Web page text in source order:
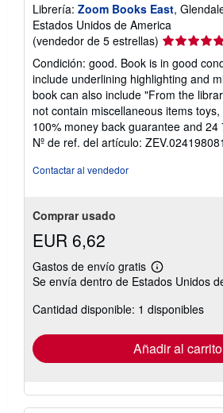
Librería: Zoom Books East,
Estados Unidos de America
(vendedor de 5 estrellas) Calificación
del
vendedor:
5
de
5
estrellas
Condición: good. Book is in good
include underlining highlighting and
book can also include "From the
not contain miscellaneous items
100% money back guarantee and 24
Nº de ref. del artículo:
Contactar al vendedor
Comprar usado
EUR 6,62
Gastos de envío gratis
Más
información
las
tarifas
envío
Se envía dentro de Estados Unidos
Cantidad disponible: 1 disponibles
Añadir al carrito